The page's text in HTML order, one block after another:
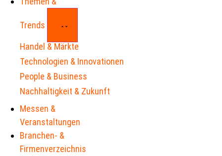
Trends
Handel & Märkte
Technologien & Innovationen
People & Business
Nachhaltigkeit & Zukunft
Messen &
Veranstaltungen
Branchen- &
Firmenverzeichnis